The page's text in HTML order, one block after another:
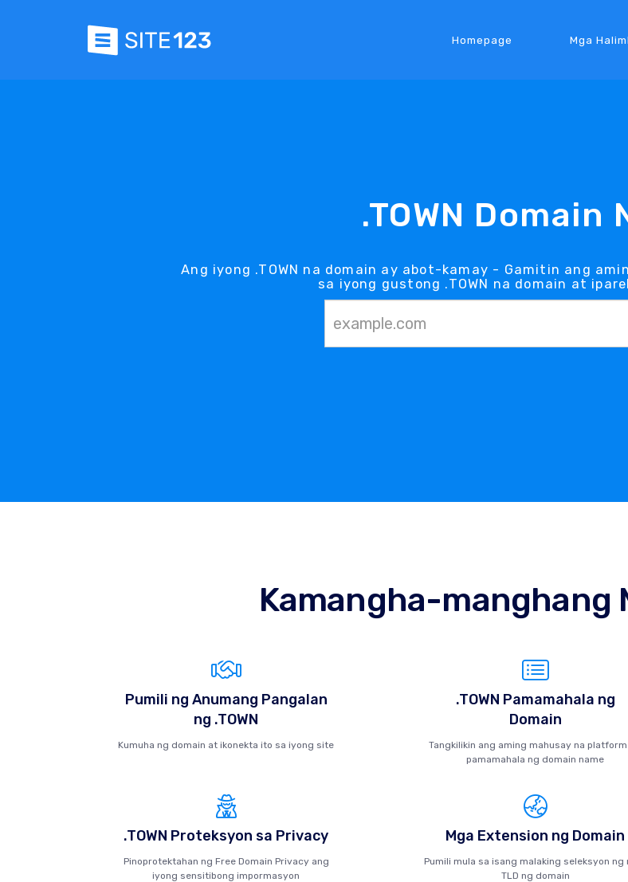
Homepage Mga
.TOWN Domain
Ang iyong .TOWN na domain ay abot-kamay - Gamitin ang
sa iyong gustong .TOWN na domain at
Kamangha-manghang
Pumili ng Anumang Pangalan
ng .TOWN
Kumuha ng domain at ikonekta ito sa iyong site
.TOWN Pamamahala ng
Domain
Tangkilikin ang aming mahusay na
pamamahala ng domain name
.TOWN Proteksyon sa Privacy
Pinoprotektahan ng Free Domain Privacy ang
iyong sensitibong impormasyon
Mga Extension ng Domain
Pumili mula sa isang malaking seleksyon ng
TLD ng domain